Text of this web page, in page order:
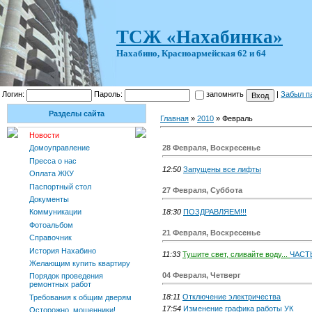
ТСЖ «Нахабинка»
Нахабино, Красноармейская 62 и 64
Логин: Пароль: запомнить Забыл
Разделы сайта
Новости
Домоуправление
Пресса о нас
Оплата ЖКУ
Паспортный стол
Документы
Коммуникации
Фотоальбом
Справочник
История Нахабино
Желающим купить квартиру
Порядок проведения
ремонтных работ
Требования к общим дверям
Осторожно, мошенники!
Главная » 2010 » Февраль
28 Февраля, Воскресенье
12:50 Запущены все лифты
27 Февраля, Суббота
18:30 ПОЗДРАВЛЯЕМ!!!
21 Февраля, Воскресенье
11:33 Тушите свет, сливайте воду...
04 Февраля, Четверг
18:11 Отключение электричества
17:54 Изменение графика работы УК